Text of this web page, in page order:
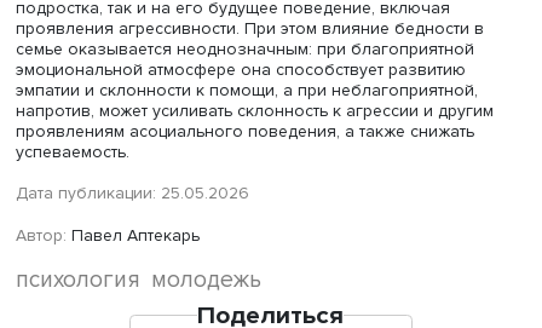
Уважительное и теплое воспитание, а также
последовательный контроль также снижают
воздействие низкого уровня благосостояния.
стиль воспитания, а также разводы, напротив,
влияние.
Научного центра психического здоровья, член
подчеркнул, что идея эволюционной психологии
весьма продуктивной для изучения причин
поведения.